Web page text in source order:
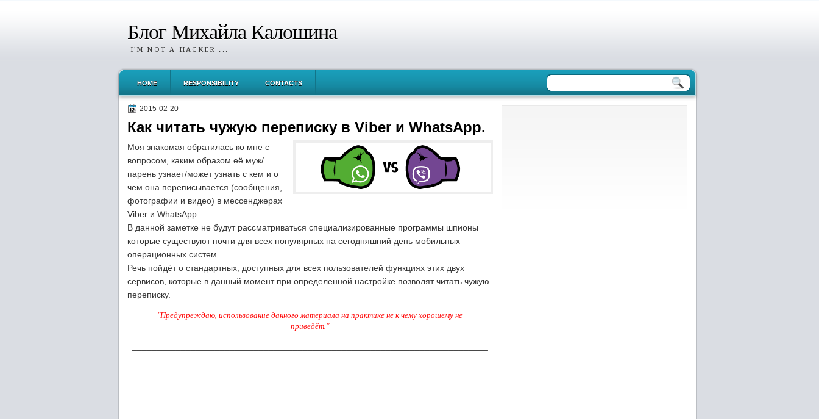
Блог Михайла Калошина
I'M NOT A HACKER ...
HOME RESPONSIBILITY CONTACTS
2015-02-20
Как читать чужую переписку в Viber и WhatsApp.
Моя знакомая обратилась ко мне с
вопросом, каким образом её муж/
парень узнает/может узнать с кем и о
чем она переписывается (сообщения,
фотографии и видео) в мессенджерах
Viber и WhatsApp.
В данной заметке не будут рассматриваться специализированные программы шпионы
которые существуют почти для всех популярных на сегодняшний день мобильных
операционных систем.
Речь пойдёт о стандартных, доступных для всех пользователей функциях этих двух
сервисов, которые в данный момент при определенной настройке позволят читать чужую
переписку.
"Предупреждаю, использование данного материала на практике не к чему хорошему не
приведёт."